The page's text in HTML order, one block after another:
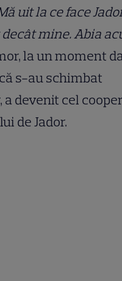
uit la ce face
mine. Abia
la un moment
s-au schimbat
devenit cel
de Jador.